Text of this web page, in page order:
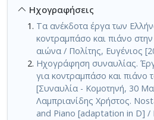
Ηχογραφήσεις
Τα ανέκδοτα έργα των
κοντραμπάσο και πιάνο
αιώνα / Πολίτης, Ευγένιος
Ηχογράφηση συναυλίας.
για κοντραμπάσο και πιάνο
[Συναυλία - Κομοτηνή, 30
Λαμπριανίδης Χρήστος.
and Piano [adaptation in D] /